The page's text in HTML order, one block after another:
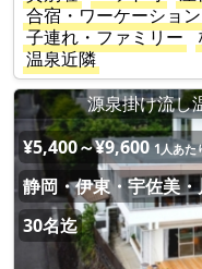
合宿・ワーケーショ
子連れ・ファミリー
温泉近隣
源泉掛け流し
¥5,400～¥9,600 1人あた
静岡・伊東・宇佐美
30名迄